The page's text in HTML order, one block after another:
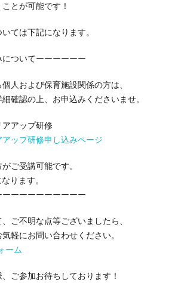
とが可能です！
ては下記になります。
ついてーーーーーー
人および保育施設関係の方は、
確認の上、お申込みくださいませ。
アップ研修
ップ研修申し込みページ
ご受講可能です。
ります。
ーーーーーーーーー
ご不明な点等ございましたら、
軽にお問い合わせください。
ーム
ご参加お待ちしております！